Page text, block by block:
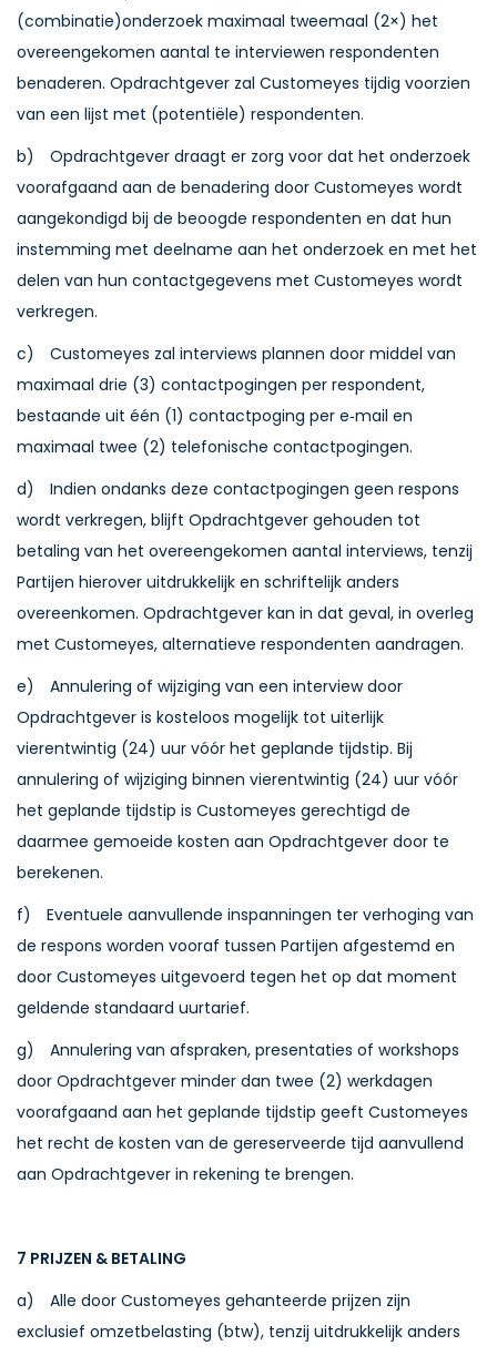
(combinatie)onderzoek maximaal tweemaal (2×) het
overeengekomen aantal te interviewen respondenten
benaderen. Opdrachtgever zal Customeyes tijdig voorzien
van een lijst met (potentiële) respondenten.
b) Opdrachtgever draagt er zorg voor dat het onderzoek
voorafgaand aan de benadering door Customeyes wordt
aangekondigd bij de beoogde respondenten en dat hun
instemming met deelname aan het onderzoek en met het
delen van hun contactgegevens met Customeyes wordt
verkregen.
c) Customeyes zal interviews plannen door middel van
maximaal drie (3) contactpogingen per respondent,
bestaande uit één (1) contactpoging per e‑mail en
maximaal twee (2) telefonische contactpogingen.
d) Indien ondanks deze contactpogingen geen respons
wordt verkregen, blijft Opdrachtgever gehouden tot
betaling van het overeengekomen aantal interviews, tenzij
Partijen hierover uitdrukkelijk en schriftelijk anders
overeenkomen. Opdrachtgever kan in dat geval, in overleg
met Customeyes, alternatieve respondenten aandragen.
e) Annulering of wijziging van een interview door
Opdrachtgever is kosteloos mogelijk tot uiterlijk
vierentwintig (24) uur vóór het geplande tijdstip. Bij
annulering of wijziging binnen vierentwintig (24) uur vóór
het geplande tijdstip is Customeyes gerechtigd de
daarmee gemoeide kosten aan Opdrachtgever door te
berekenen.
f) Eventuele aanvullende inspanningen ter verhoging van
de respons worden vooraf tussen Partijen afgestemd en
door Customeyes uitgevoerd tegen het op dat moment
geldende standaard uurtarief.
g) Annulering van afspraken, presentaties of workshops
door Opdrachtgever minder dan twee (2) werkdagen
voorafgaand aan het geplande tijdstip geeft Customeyes
het recht de kosten van de gereserveerde tijd aanvullend
aan Opdrachtgever in rekening te brengen.
7 PRIJZEN & BETALING
a) Alle door Customeyes gehanteerde prijzen zijn
exclusief omzetbelasting (btw), tenzij uitdrukkelijk anders